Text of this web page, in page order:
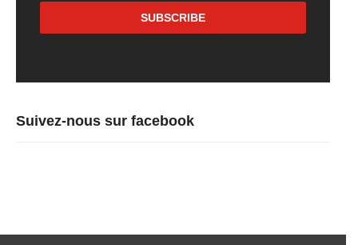
Suivez-nous sur facebook